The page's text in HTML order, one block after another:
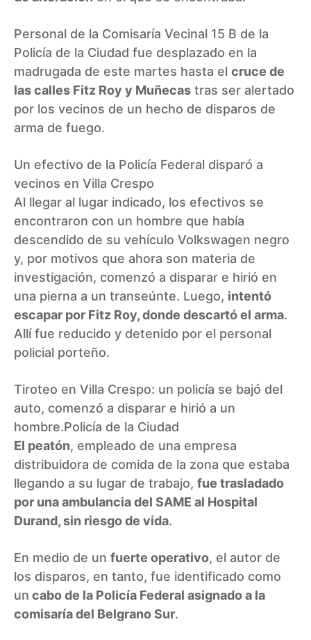
Personal de la Comisaría Vecinal 15 B de la
Policía de la Ciudad fue desplazado en la
madrugada de este martes hasta el cruce de
las calles Fitz Roy y Muñecas tras ser alertado
por los vecinos de un hecho de disparos de
arma de fuego.
Un efectivo de la Policía Federal disparó a
vecinos en Villa Crespo
Al llegar al lugar indicado, los efectivos se
encontraron con un hombre que había
descendido de su vehículo Volkswagen negro
y, por motivos que ahora son materia de
investigación, comenzó a disparar e hirió en
una pierna a un transeúnte. Luego, intentó
escapar por Fitz Roy, donde descartó el arma.
Allí fue reducido y detenido por el personal
policial porteño.
Tiroteo en Villa Crespo: un policía se bajó del
auto, comenzó a disparar e hirió a un
hombre.Policía de la Ciudad
El peatón, empleado de una empresa
distribuidora de comida de la zona que estaba
llegando a su lugar de trabajo, fue trasladado
por una ambulancia del SAME al Hospital
Durand, sin riesgo de vida.
En medio de un fuerte operativo, el autor de
los disparos, en tanto, fue identificado como
un cabo de la Policía Federal asignado a la
comisaría del Belgrano Sur.